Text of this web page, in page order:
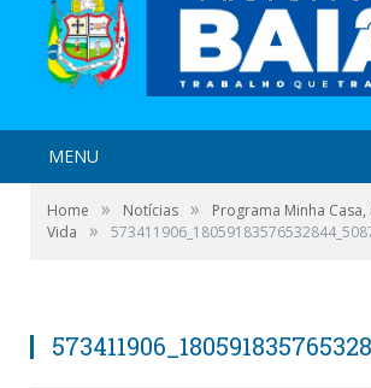
MENU
Home » Notícias »
Programa Minha Casa,
Vida
»